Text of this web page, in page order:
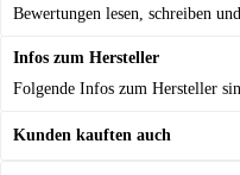
Bewertungen lesen, schreiben
Infos zum Hersteller
Folgende Infos zum Hersteller
Kunden kauften auch